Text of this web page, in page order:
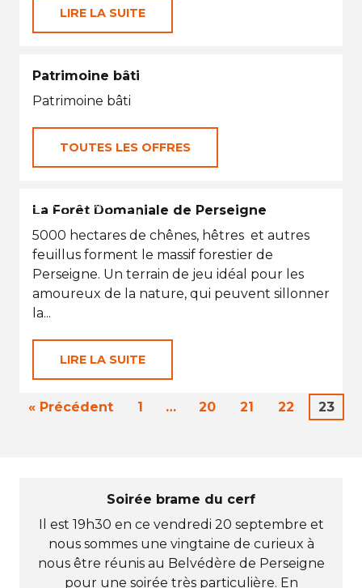
LIRE LA SUITE
Patrimoine bâti
Patrimoine bâti
TOUTES LES OFFRES
EN TOUTES SAISONS
La Forêt Domaniale de Perseigne
5000 hectares de chênes, hêtres et autres
feuillus forment le massif forestier de
Perseigne. Un terrain de jeu idéal pour les
amoureux de la nature, qui peuvent sillonner
la...
LIRE LA SUITE
« Précédent 1 … 20 21 22 23
Soirée brame du cerf
Il est 19h30 en ce vendredi 20 septembre et
nous sommes une vingtaine de curieux à
nous être réunis au Belvédère de Perseigne
pour une soirée très particulière. En